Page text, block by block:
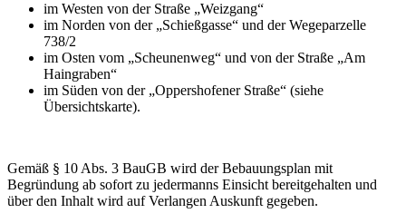
im Westen von der Straße „Weizgang“
im Norden von der „Schießgasse“ und der Wegeparzelle
738/2
im Osten vom „Scheunenweg“ und von der Straße „Am
Haingraben“
im Süden von der „Oppershofener Straße“ (siehe
Übersichtskarte).
Gemäß § 10 Abs. 3 BauGB wird der Bebauungsplan mit
Begründung ab sofort zu jedermanns Einsicht bereitgehalten und
über den Inhalt wird auf Verlangen Auskunft gegeben.